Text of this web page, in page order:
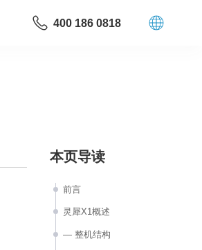
400 186 0818
本页导读
前言
灵犀X1概述
— 整机结构